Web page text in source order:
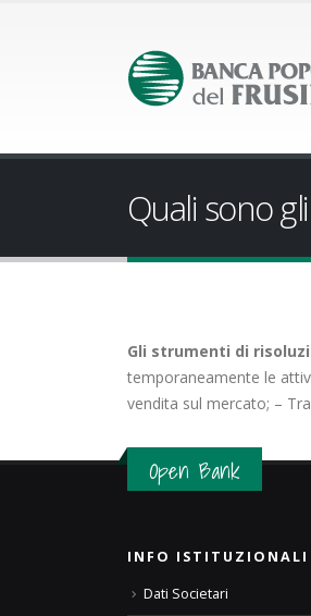
Quali sono
Gli strumenti di
temporaneamente le
vendita sul mercato; –
Open Bank
INFO ISTITUZIONALI
Dati Societari